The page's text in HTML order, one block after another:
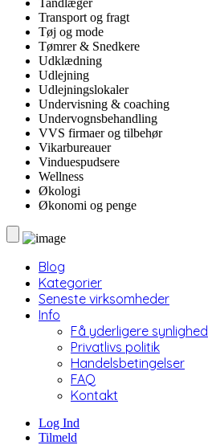
Tandlæger
Transport og fragt
Tøj og mode
Tømrer & Snedkere
Udklædning
Udlejning
Udlejningslokaler
Undervisning & coaching
Undervognsbehandling
VVS firmaer og tilbehør
Vikarbureauer
Vinduespudsere
Wellness
Økologi
Økonomi og penge
Blog
Kategorier
Seneste virksomheder
Info
Få yderligere synlighed
Privatlivs politik
Handelsbetingelser
FAQ
Kontakt
Log Ind
Tilmeld